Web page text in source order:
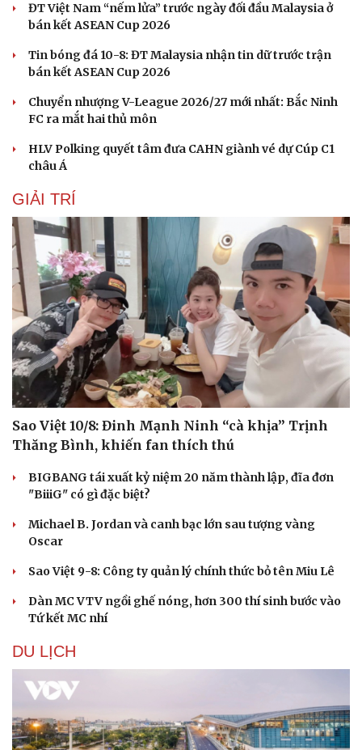
Sức khỏe
Dinh dưỡng - món ngon
Sản phụ khoa
Nhi khoa
Nam khoa
Làm đẹp - giảm cân
Phòng mạch online
Ăn sạch sống khỏe
Đời sống
ĐT Việt Nam “nếm lửa” trước ngày đối đầu Malaysia ở
bán kết ASEAN Cup 2026
Tin bóng đá 10-8: ĐT Malaysia nhận tin dữ trước trận
bán kết ASEAN Cup 2026
Chuyển nhượng V-League 2026/27 mới nhất: Bắc Ninh
FC ra mắt hai thủ môn
HLV Polking quyết tâm đưa CAHN giành vé dự Cúp C1
châu Á
GIẢI TRÍ
Sao Việt 10/8: Đinh Mạnh Ninh “cà khịa” Trịnh
Thăng Bình, khiến fan thích thú
BIGBANG tái xuất kỷ niệm 20 năm thành lập, đĩa đơn
"BiiiG" có gì đặc biệt?
Michael B. Jordan và canh bạc lớn sau tượng vàng
Oscar
Sao Việt 9-8: Công ty quản lý chính thức bỏ tên Miu Lê
Dàn MC VTV ngồi ghế nóng, hơn 300 thí sinh bước vào
Tứ kết MC nhí
DU LỊCH